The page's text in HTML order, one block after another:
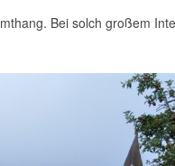
Bei solch großem